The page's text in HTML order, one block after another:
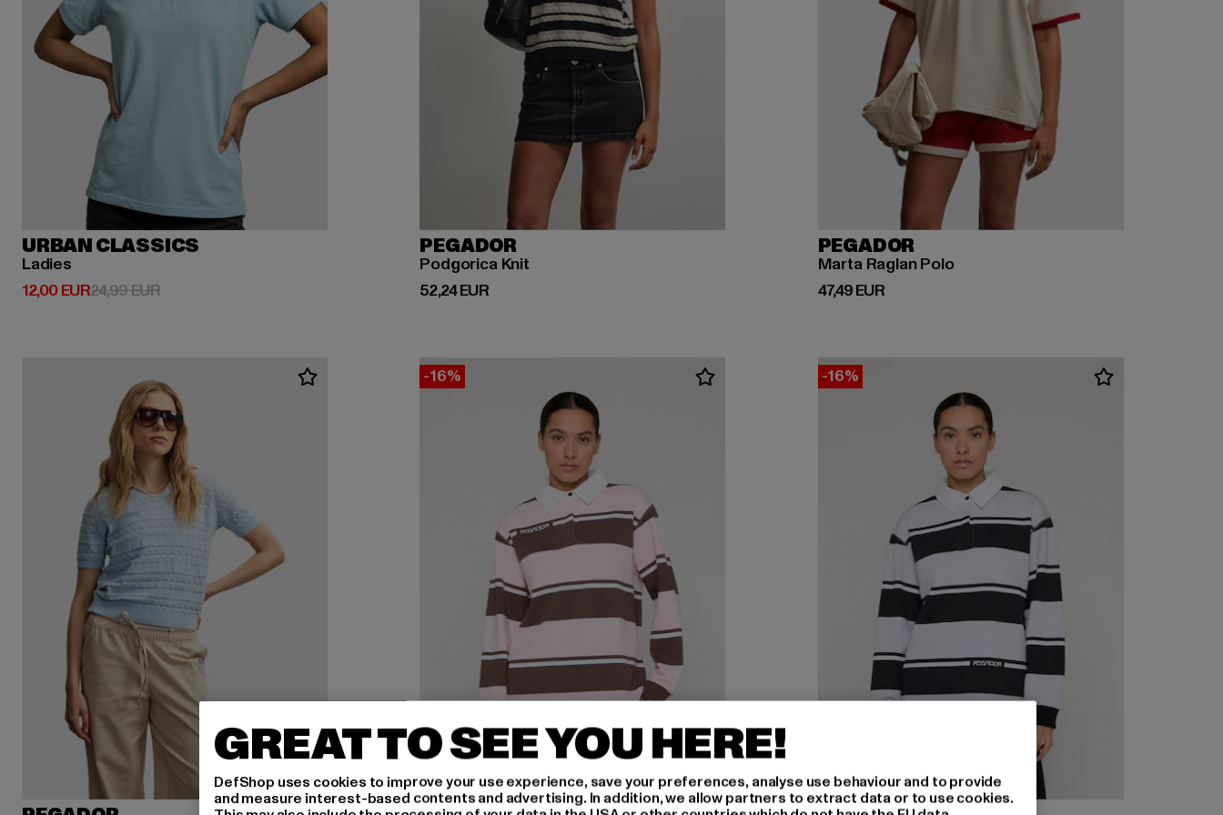
URBAN CLASSICS
Ladies
12,00 EUR
Derzeitiger Preis: 12,00 EUR
24,99 EURAktionspreis: 24,99 EUR
PEGADOR
Podgorica Knit
52,24 EUR
Derzeitiger Preis: 52,24 EUR
PEGADOR
Marta Raglan Polo
47,49 EUR
Derzeitiger Preis: 47,49 EUR
-16% -16%
GREAT TO SEE YOU HERE!
DefShop uses cookies to improve your use experience, save your preferences, analyse use behaviour and to provide
and measure interest-based contents and advertising. In addition, we allow partners to extract data or to use cookies.